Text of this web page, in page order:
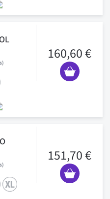
160,60 €
151,70 €